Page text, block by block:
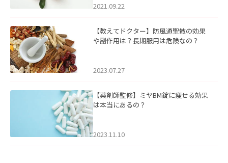
2021.09.22
【教えてドクター】防風通聖散の効果
や副作用は？長期服用は危険なの？
2023.07.27
【薬剤師監修】ミヤBM錠に痩せる効果
は本当にあるの？
2023.11.10